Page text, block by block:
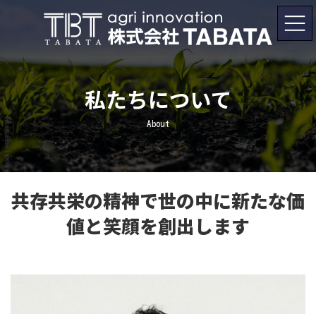
へ
ッ
プ
ョ
移
動
私たちについて
About
共存共栄の精神で世の中に新たな価
値と笑顔を創出します